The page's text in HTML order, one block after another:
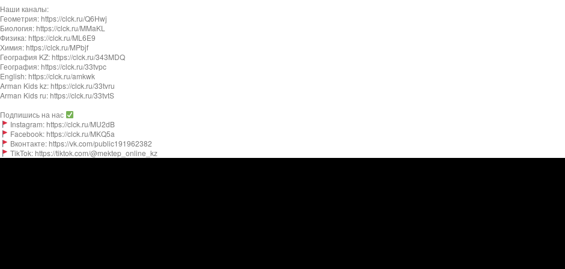
Наши каналы:
Геометрия: https://clck.ru/Q6Hwj
Биология: https://clck.ru/MMaKL
Физика: https://clck.ru/ML6E9
Химия: https://clck.ru/MPbjf
География KZ: https://clck.ru/343MDQ
География: https://clck.ru/33tvpc
English: https://clck.ru/amkwk
Arman Kids kz: https://clck.ru/33tvru
Arman Kids ru: https://clck.ru/33tvtS
Подпишись на нас
Instagram: https://clck.ru/MU2dB
Facebook: https://clck.ru/MKQ5a
Вконтакте: https://vk.com/public191962382
TikTok: https://tiktok.com/@mektep_online_kz